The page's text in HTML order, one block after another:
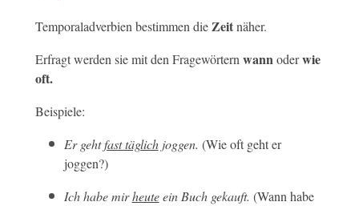
Temporaladverbien bestimmen dieZeitnäher.
Erfragt werden sie mit den Fragewörtern wannoderwie
oft.
Beispiele:
Er gehtfast täglichjoggen. (Wie oft geht er
joggen?)
Ich habe mirheuteein Buch gekauft. (Wann habe